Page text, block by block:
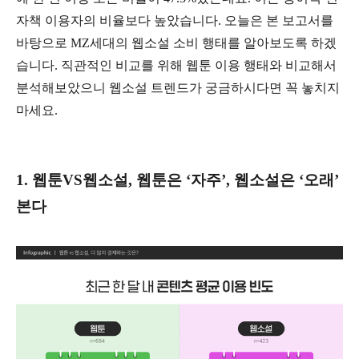
자책 이용자의 비율보다 높았습니다. 오늘은 본 보고서를
바탕으로 MZ세대의 웹소설 소비 행태를 알아보도록 하겠
습니다. 직관적인 비교를 위해 웹툰 이용 행태와 비교해서
분석해보았으니 웹소설 트렌드가 궁금하시다면 꼭 놓치지
마세요.
1. 웹툰VS웹소설, 웹툰은 ‘자주’, 웹소설은 ‘오래’
본다